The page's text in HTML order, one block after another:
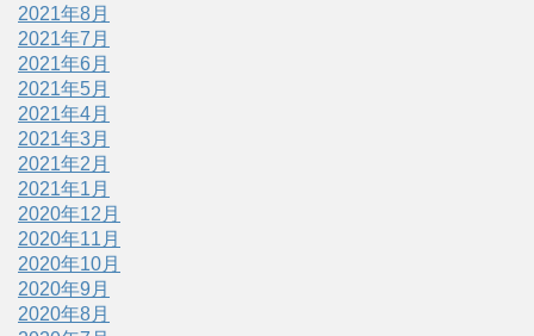
2021年8月
2021年7月
2021年6月
2021年5月
2021年4月
2021年3月
2021年2月
2021年1月
2020年12月
2020年11月
2020年10月
2020年9月
2020年8月